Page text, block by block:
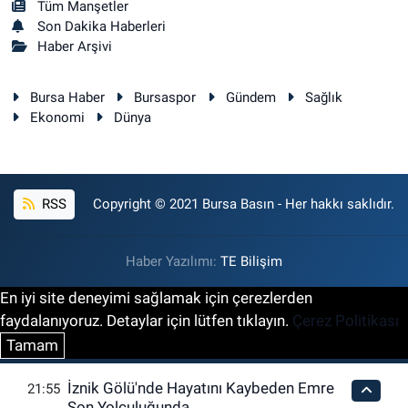
Tüm Manşetler
Son Dakika Haberleri
Haber Arşivi
Bursa Haber Bursaspor Gündem
Sağlık
Ekonomi
Dünya
RSS Copyright © 2021 Bursa Basın - Her hakkı saklıdır.
Haber Yazılımı: TE Bilişim
En iyi site deneyimi sağlamak için çerezlerden
faydalanıyoruz. Detaylar için lütfen tıklayın. Çerez Politikası
Tamam
21:55 İznik Gölü'nde Hayatını Kaybeden Emre